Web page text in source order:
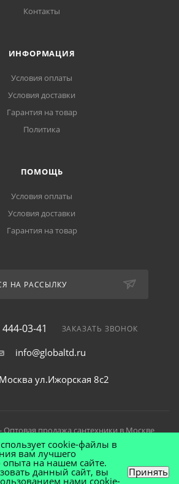
Контакты
ИНФОРМАЦИЯ
Условия оплаты
Условия доставки
Гарантия на товар
Политика
ПОМОЩЬ
Условия оплаты
Условия доставки
Гарантия на товар
НА РАССЫЛКУ
03-41 ЗАКАЗАТЬ ЗВОНОК
info@globaltd.ru
ул.Ижорская 8с2
Оптовая продажа сантехники в Москве
cookie-файлы в
вам лучшего
опыта на нашем сайте.
данный сайт, вы
нами cookie-
Принять